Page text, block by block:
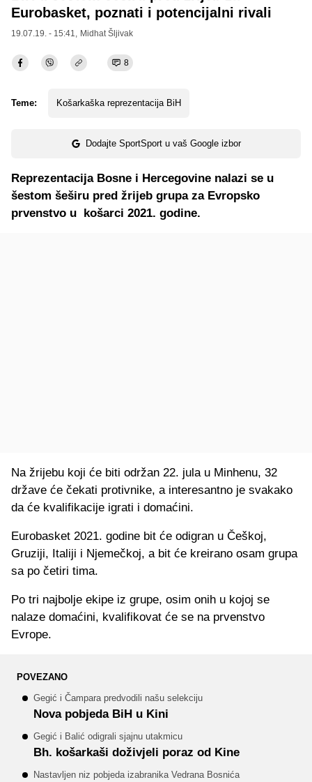
Eurobasket, poznati i potencijalni rivali
19.07.19. - 15:41, Midhat Šljivak
8
Teme: Košarkaška reprezentacija BiH
Dodajte SportSport u vaš Google izbor
Reprezentacija Bosne i Hercegovine nalazi se u
šestom šeširu pred žrijeb grupa za Evropsko
prvenstvo u košarci 2021. godine.
Na žrijebu koji će biti održan 22. jula u Minhenu, 32
države će čekati protivnike, a interesantno je svakako
da će kvalifikacije igrati i domaćini.
Eurobasket 2021. godine bit će odigran u Češkoj,
Gruziji, Italiji i Njemečkoj, a bit će kreirano osam grupa
sa po četiri tima.
Po tri najbolje ekipe iz grupe, osim onih u kojoj se
nalaze domaćini, kvalifikovat će se na prvenstvo
Evrope.
POVEZANO
Gegić i Čampara predvodili našu selekciju
Nova pobjeda BiH u Kini
Gegić i Balić odigrali sjajnu utakmicu
Bh. košarkaši doživjeli poraz od Kine
Nastavljen niz pobjeda izabranika Vedrana Bosnića